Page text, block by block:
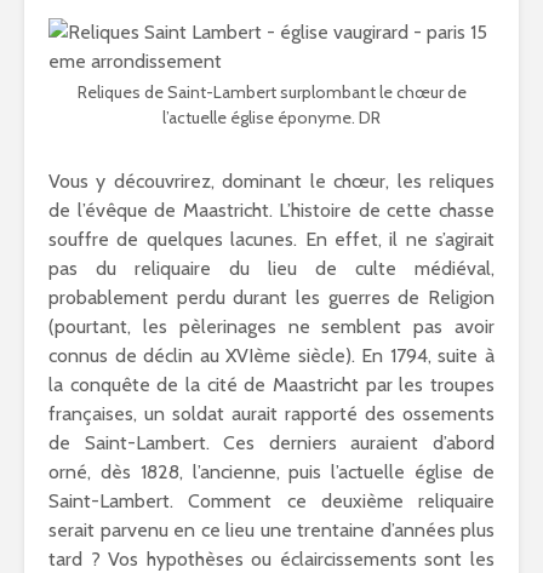
Reliques de Saint-Lambert surplombant le chœur de
l’actuelle église éponyme. DR
Vous y découvrirez, dominant le chœur, les reliques
de l’évêque de Maastricht. L’histoire de cette chasse
souffre de quelques lacunes. En effet, il ne s’agirait
pas du reliquaire du lieu de culte médiéval,
probablement perdu durant les guerres de Religion
(pourtant, les pèlerinages ne semblent pas avoir
connus de déclin au XVIème siècle). En 1794, suite à
la conquête de la cité de Maastricht par les troupes
françaises, un soldat aurait rapporté des ossements
de Saint-Lambert. Ces derniers auraient d’abord
orné, dès 1828, l’ancienne, puis l’actuelle église de
Saint-Lambert. Comment ce deuxième reliquaire
serait parvenu en ce lieu une trentaine d’années plus
tard ? Vos hypothèses ou éclaircissements sont les